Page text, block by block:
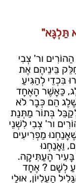
תַּלְגָּא"
ור' צְבִי
בֵּינֵיהֶם אֶת
בִּכְדֵי לְהַגִּיעַ
כַּאֲשֶׁר הָאֶחָד
הֵם כְּבָר לֹא
בְּתוֹר מַתְּנַת
ור' צְבִי לִשְׁנֵי
מַפְרִיעִים
וַאֲנַחְנוּ
הָעַתִּיקָה.
לְשָׁם ? אֶחָד
הָעֶלְיוֹן, אוּלַי